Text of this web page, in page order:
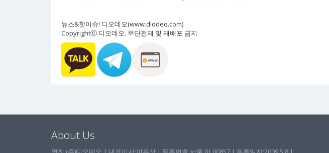
뉴스&핫이슈! 디오데오(www.diodeo.com)
Copyrightⓒ 디오데오. 무단전재 및 재배포 금지
About Us